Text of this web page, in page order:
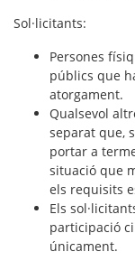
Sol·licitants:
Persones
públics que
atorgament.
Qualsevol
separat que,
portar a
situació que
els requisits
Els
participació
únicament.